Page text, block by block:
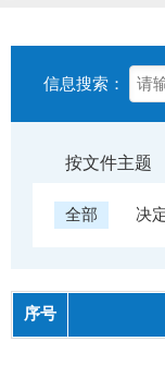
信息搜索：
按文件主题
全部 决
序号